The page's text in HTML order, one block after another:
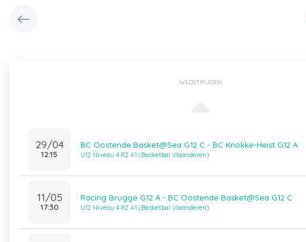
WEDSTRIJDEN
29/04
12:15
BC Oostende Basket@Sea G12 C - BC Knokke-Heist G12 A
U12 Niveau 4 R2 A1 (Basketbal Vlaanderen)
11/05
17:30
Racing Brugge G12 A - BC Oostende Basket@Sea G12 C
U12 Niveau 4 R2 A1 (Basketbal Vlaanderen)